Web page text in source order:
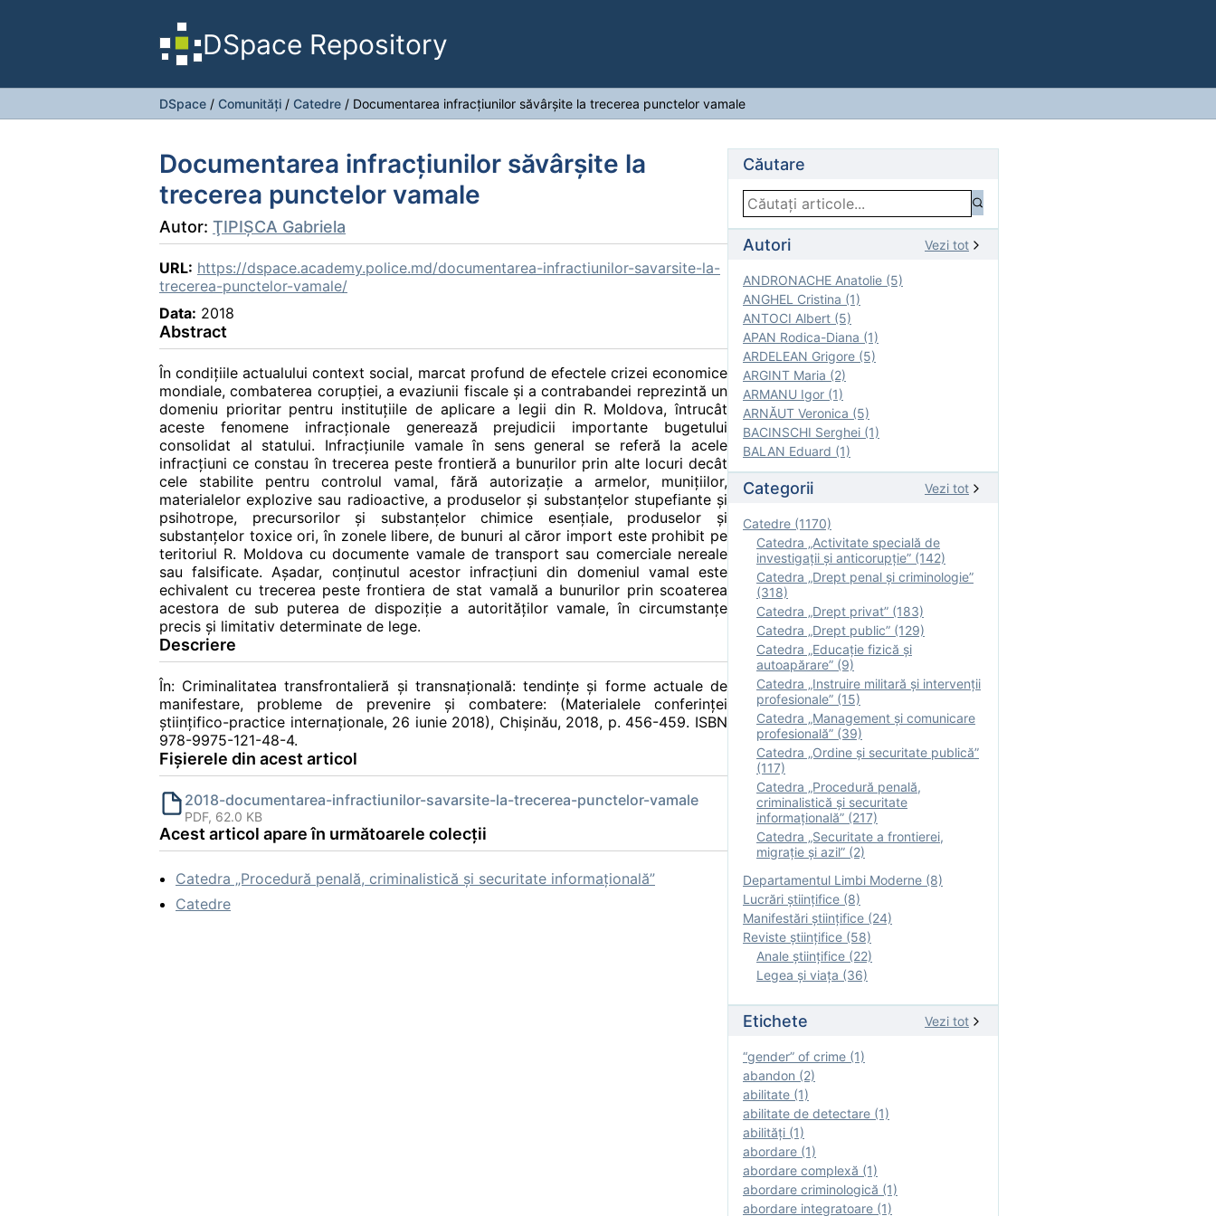
DSpace Repository
DSpace / Comunități / Catedre / Documentarea infracţiunilor săvârşite la trecerea punctelor vamale
Documentarea infracţiunilor săvârşite la
trecerea punctelor vamale
Autor: ŢIPIŞCA Gabriela
URL: https://dspace.academy.police.md/documentarea-infractiunilor-savarsite-la-
trecerea-punctelor-vamale/
Data: 2018
Abstract
În condiţiile actualului context social, marcat profund de efectele crizei economice
mondiale, combaterea corupţiei, a evaziunii fiscale şi a contrabandei reprezintă un
domeniu prioritar pentru instituţiile de aplicare a legii din R. Moldova, întrucât
aceste fenomene infracţionale generează prejudicii importante bugetului
consolidat al statului. Infracţiunile vamale în sens general se referă la acele
infracţiuni ce constau în trecerea peste frontieră a bunurilor prin alte locuri decât
cele stabilite pentru controlul vamal, fără autorizaţie a armelor, muniţiilor,
materialelor explozive sau radioactive, a produselor şi substanţelor stupefiante şi
psihotrope, precursorilor şi substanţelor chimice esenţiale, produselor şi
substanţelor toxice ori, în zonele libere, de bunuri al căror import este prohibit pe
teritoriul R. Moldova cu documente vamale de transport sau comerciale nereale
sau falsificate. Aşadar, conţinutul acestor infracţiuni din domeniul vamal este
echivalent cu trecerea peste frontiera de stat vamală a bunurilor prin scoaterea
acestora de sub puterea de dispoziţie a autorităţilor vamale, în circumstanţe
precis şi limitativ determinate de lege.
Descriere
În: Criminalitatea transfrontalieră şi transnaţională: tendinţe şi forme actuale de
manifestare, probleme de prevenire şi combatere: (Materialele conferinţei
ştiinţifico-practice internaţionale, 26 iunie 2018), Chișinău, 2018, p. 456-459. ISBN
978-9975-121-48-4.
Fișierele din acest articol
2018-documentarea-infractiunilor-savarsite-la-trecerea-punctelor-vamale
PDF, 62.0 KB
Acest articol apare în următoarele colecții
Catedra „Procedură penală, criminalistică și securitate informațională”
Catedre
Căutare
Autori Vezi tot
ANDRONACHE Anatolie (5)
ANGHEL Cristina (1)
ANTOCI Albert (5)
APAN Rodica-Diana (1)
ARDELEAN Grigore (5)
ARGINT Maria (2)
ARMANU Igor (1)
ARNĂUT Veronica (5)
BACINSCHI Serghei (1)
BALAN Eduard (1)
Categorii Vezi tot
Catedre (1170)
Catedra „Activitate specială de
investigaţii şi anticorupție” (142)
Catedra „Drept penal și criminologie”
(318)
Catedra „Drept privat” (183)
Catedra „Drept public” (129)
Catedra „Educație fizică şi
autoapărare” (9)
Catedra „Instruire militară şi intervenţii
profesionale” (15)
Catedra „Management și comunicare
profesională” (39)
Catedra „Ordine și securitate publică”
(117)
Catedra „Procedură penală,
criminalistică și securitate
informațională” (217)
Catedra „Securitate a frontierei,
migrație și azil” (2)
Departamentul Limbi Moderne (8)
Lucrări științifice (8)
Manifestări ştiinţifice (24)
Reviste ştiinţifice (58)
Anale ştiinţifice (22)
Legea şi viaţa (36)
Etichete Vezi tot
“gender” of crime (1)
abandon (2)
abilitate (1)
abilitate de detectare (1)
abilităţi (1)
abordare (1)
abordare complexă (1)
abordare criminologică (1)
abordare integratoare (1)